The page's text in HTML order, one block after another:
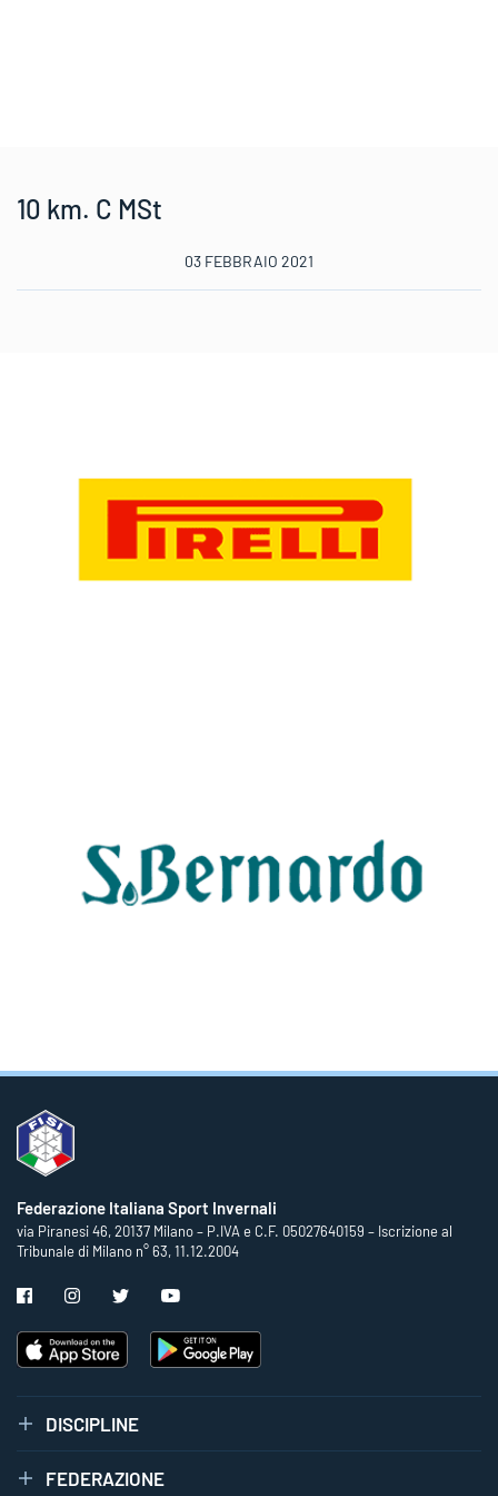
10 km. C MSt
03 FEBBRAIO 2021
Federazione Italiana Sport Invernali
via Piranesi 46, 20137 Milano – P.IVA e C.F. 05027640159 – Iscrizione al
Tribunale di Milano n° 63, 11.12.2004
DISCIPLINE
FEDERAZIONE